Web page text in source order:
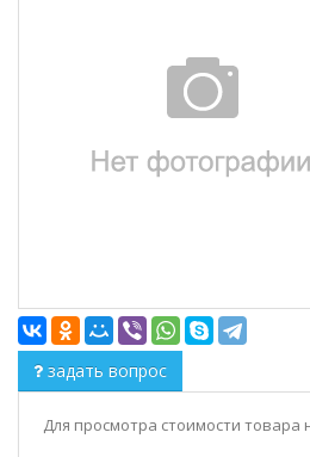
задать вопрос
Для просмотра стоимости товара